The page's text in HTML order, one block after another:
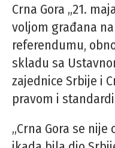
Crna Gora „21.
voljom građana
referendumu,
skladu sa
zajednice Srbije i
pravom i
„Crna Gora se